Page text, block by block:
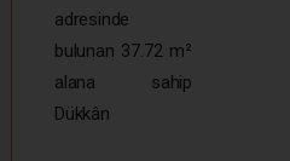
adresinde
bulunan 37.72 m²
alana sahip
Dükkân